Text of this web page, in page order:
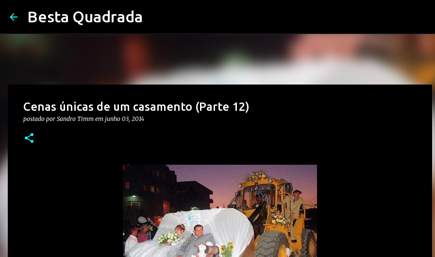
Besta Quadrada
Cenas únicas de um casamento (Parte 12)
postado por Sandro Timm em junho 03, 2014